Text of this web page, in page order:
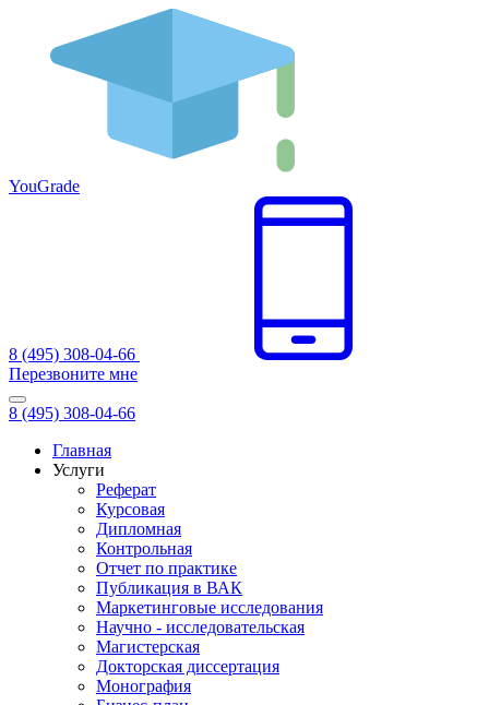
YouGrade
8 (495) 308-04-66
Перезвоните мне
8 (495) 308-04-66
Главная
Услуги
Реферат
Курсовая
Дипломная
Контрольная
Отчет по практике
Публикация в ВАК
Маркетинговые исследования
Научно - исследовательская
Магистерская
Докторская диссертация
Монография